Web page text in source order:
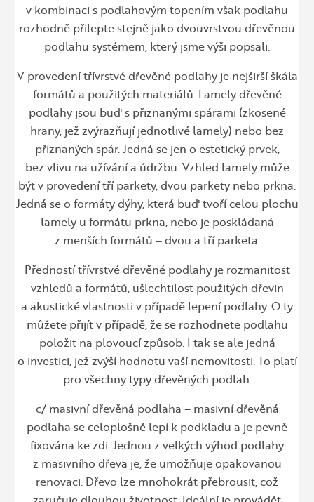
v kombinaci s podlahovým topením však podlahu
rozhodně přilepte stejně jako dvouvrstvou dřevěnou
podlahu systémem, který jsme výši popsali.
V provedení třívrstvé dřevěné podlahy je nejširší škála
formátů a použitých materiálů. Lamely dřevěné
podlahy jsou buď s přiznanými spárami (zkosené
hrany, jež zvýrazňují jednotlivé lamely) nebo bez
přiznaných spár. Jedná se jen o estetický prvek,
bez vlivu na užívání a údržbu. Vzhled lamely může
být v provedení tří parkety, dvou parkety nebo prkna.
Jedná se o formáty dýhy, která buď tvoří celou plochu
lamely u formátu prkna, nebo je poskládaná
z menších formátů – dvou a tří parketa.
Předností třívrstvé dřevěné podlahy je rozmanitost
vzhledů a formátů, ušlechtilost použitých dřevin
a akustické vlastnosti v případě lepení podlahy. O ty
můžete přijít v případě, že se rozhodnete podlahu
položit na plovoucí způsob. I tak se ale jedná
o investici, jež zvýší hodnotu vaší nemovitosti. To platí
pro všechny typy dřevěných podlah.
c/ masivní dřevěná podlaha – masivní dřevěná
podlaha se celoplošně lepí k podkladu a je pevně
fixována ke zdi. Jednou z velkých výhod podlahy
z masivního dřeva je, že umožňuje opakovanou
renovaci. Dřevo lze mnohokrát přebrousit, což